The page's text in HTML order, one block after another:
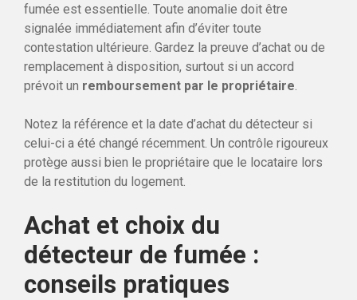
fumée est essentielle. Toute anomalie doit être
signalée immédiatement afin d’éviter toute
contestation ultérieure. Gardez la preuve d’achat ou de
remplacement à disposition, surtout si un accord
prévoit un remboursement par le propriétaire.
Notez la référence et la date d’achat du détecteur si
celui-ci a été changé récemment. Un contrôle rigoureux
protège aussi bien le propriétaire que le locataire lors
de la restitution du logement.
Achat et choix du
détecteur de fumée :
conseils pratiques